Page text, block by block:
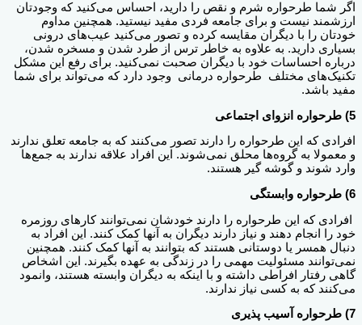
اگر شما طرحواره شرم و نقص را دارید، احساس می‌کنید که وجودتان
ارزشمند نیست و برای جامعه فردی مفید نیستید. همچنین مداوم
خودتان را با دیگران مقایسه کرده و تصور می‌کنید عیب‌های درونی
بسیاری دارید. به علاوه به خاطر ترس از طرد شدن و مسخره شدن،
درباره احساسات خود با دیگران صحبت نمی‌کنید. برای رفع این مشکل
تکنیک‌های مختلف طرحواره درمانی وجود دارد که می‌تواند برای شما
مفید باشد.
5) طرحواره انزوای اجتماعی
افرادی که این طرحواره را دارند تصور می‌کنند که به جامعه تعلق ندارند
و معمولا به گروه‌ها محلق نمی‌شوند. این افراد علاقه ندارند به جمع‌ها
وارد شوند و گوشه گیر هستند.
6) طرحواره وابستگی
افرادی که این طرحواره را دارند خودشان نمی‌توانند کارهای روزمره
خود را انجام دهند و نیاز دارند دیگران به آنها کمک کنند. این افراد به
دنبال همسر یا دوستانی هستند که بتوانند به آنها کمک کنند. همچنین
نمی‌توانند مسئولیت مهمی را در زندگی به عهده بگیرند. این اشخاص
گاهی رفتار افراطی داشته و با اینکه به دیگران وابسته هستند، وانمود
می‌کنند که به کسی نیاز ندارند.
7) طرحواره آسیب پذیری